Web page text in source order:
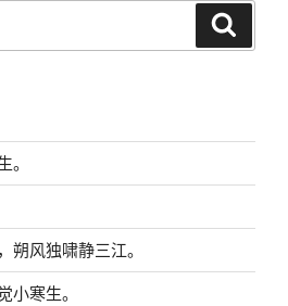
。
朔风独啸静三江。
小寒生。